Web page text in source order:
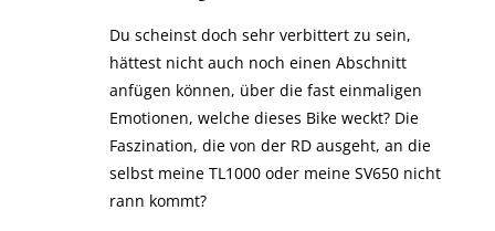
Du scheinst doch sehr verbittert zu sein,
hättest nicht auch noch einen Abschnitt
anfügen können, über die fast einmaligen
Emotionen, welche dieses Bike weckt? Die
Faszination, die von der RD ausgeht, an die
selbst meine TL1000 oder meine SV650 nicht
rann kommt?